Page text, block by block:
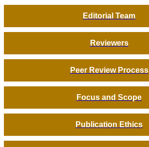
Editorial Team
Reviewers
Peer Review Process
Focus and Scope
Publication Ethics